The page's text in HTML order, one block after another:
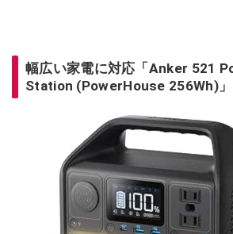
幅広い家電に対応「Anker 521
Station (PowerHouse 256Wh)」